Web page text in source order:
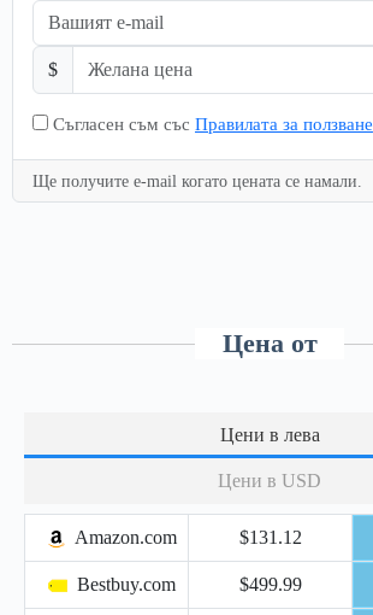
$
Съгласен съм със Правилата за ползване
Ще получите e-mail когато цената се намали.
Цена от
Цени в лева
Цени в USD
Amazon.com $131.12
Bestbuy.com $499.99